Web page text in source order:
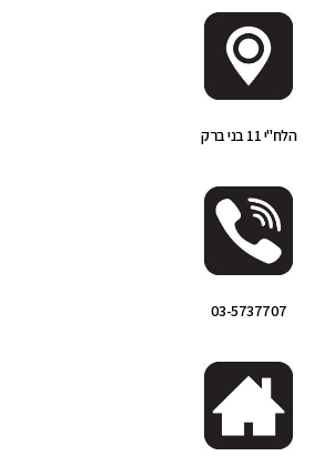
הלח"י 11 בני ברק
03-5737707